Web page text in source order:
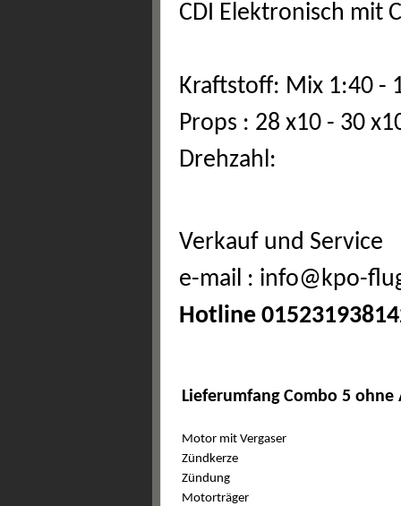
CDI Elektronisch mit
Kraftstoff: Mix 1:40 -
Props : 28 x10 - 30
Drehzahl:
Verkauf und Service
e-mail : info@kpo-
Hotline
Lieferumfang Combo 5 ohne
Motor mit Vergaser
Zündkerze
Zündung
Motorträger